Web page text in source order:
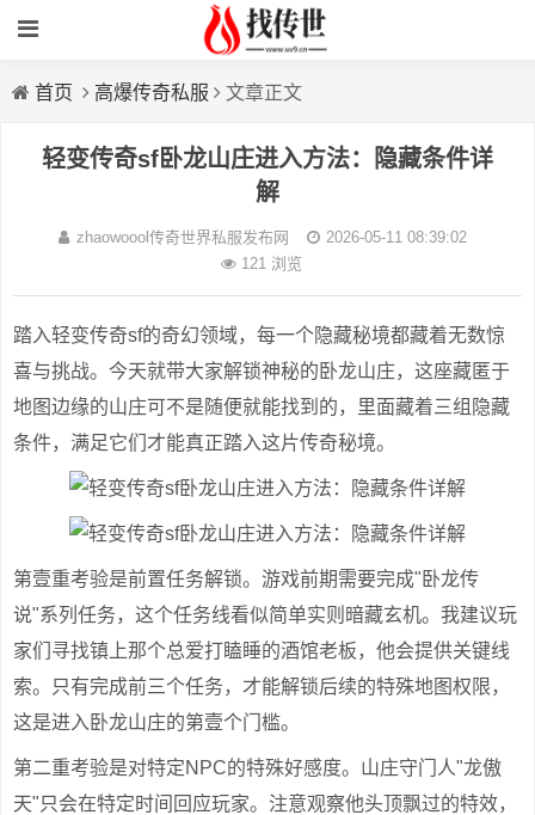
首页 高爆传奇私服 文章正文
轻变传奇sf卧龙山庄进入方法：隐藏条件详
解
zhaowoool传奇世界私服发布网
2026-05-11 08:39:02
121 浏览
踏入轻变传奇sf的奇幻领域，每一个隐藏秘境都藏着无数惊
喜与挑战。今天就带大家解锁神秘的卧龙山庄，这座藏匿于
地图边缘的山庄可不是随便就能找到的，里面藏着三组隐藏
条件，满足它们才能真正踏入这片传奇秘境。
第壹重考验是前置任务解锁。游戏前期需要完成"卧龙传
说"系列任务，这个任务线看似简单实则暗藏玄机。我建议玩
家们寻找镇上那个总爱打瞌睡的酒馆老板，他会提供关键线
索。只有完成前三个任务，才能解锁后续的特殊地图权限，
这是进入卧龙山庄的第壹个门槛。
第二重考验是对特定NPC的特殊好感度。山庄守门人"龙傲
天"只会在特定时间回应玩家。注意观察他头顶飘过的特效，